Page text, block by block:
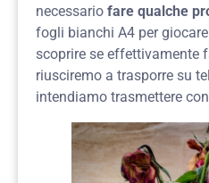
necessario fare qualche
fogli bianchi A4 per
scoprire se effettivamente
riusciremo a trasporre su
intendiamo trasmettere